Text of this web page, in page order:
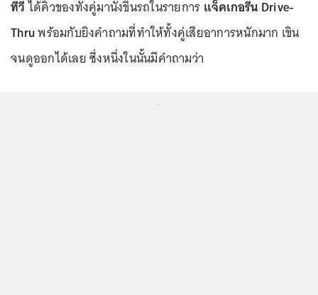
ทีวีได้คิวของทั้งคู่มานั่งขึ้นรถในรายการ แจ็คเกอรีน Drive-
Thruพร้อมกับยิงคำถามที่ทำให้ทั้งคู่เสียอาการหนักมาก เขิน
จนดูออกได้เลย ซึ่งหนึ่งในนั้นมีคำถามว่า